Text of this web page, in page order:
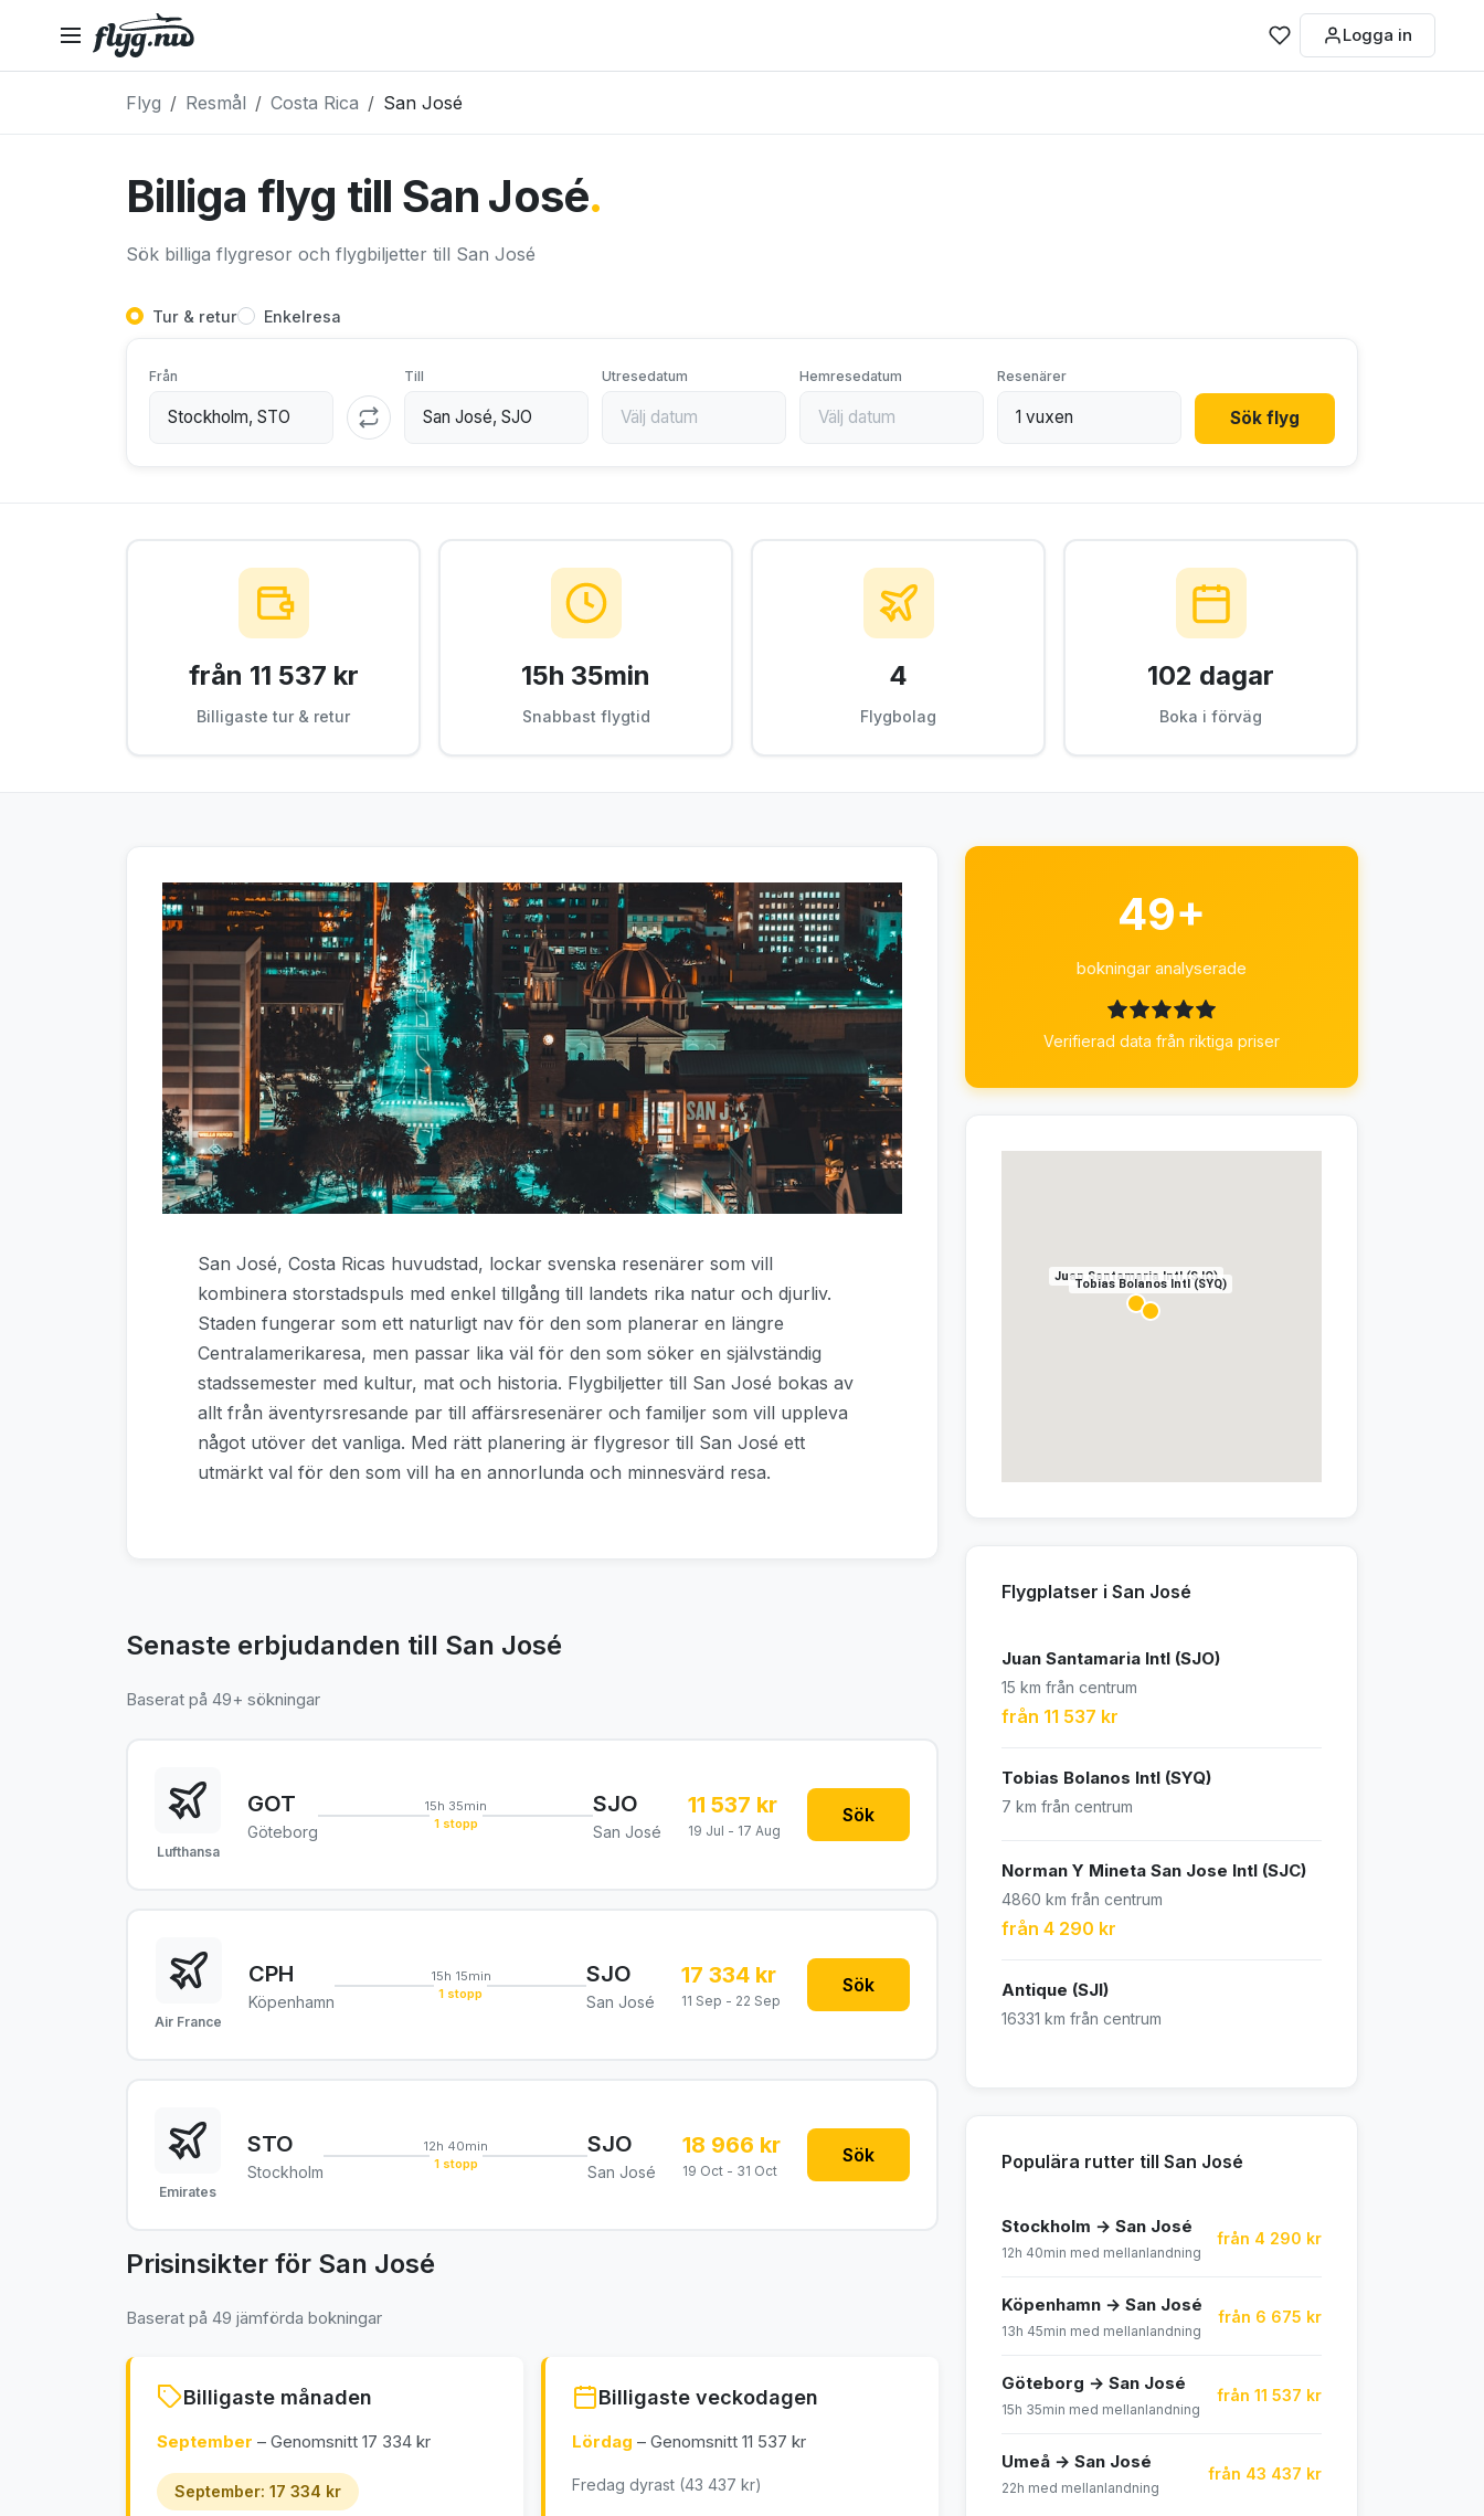
Logga in
Flyg Resmål Costa Rica San José
Billiga flyg till San José.
Sök billiga flygresor och flygbiljetter till San José
Tur & retur Enkelresa
Från Till Utresedatum Hemresedatum Resenärer
Sök flyg
från 11 537 kr
Billigaste tur & retur
15h 35min
Snabbast flygtid
4
Flygbolag
102 dagar
Boka i förväg
San José, Costa Ricas huvudstad, lockar svenska resenärer som vill
kombinera storstadspuls med enkel tillgång till landets rika natur och djurliv.
Staden fungerar som ett naturligt nav för den som planerar en längre
Centralamerikaresa, men passar lika väl för den som söker en självständig
stadssemester med kultur, mat och historia. Flygbiljetter till San José bokas av
allt från äventyrsresande par till affärsresenärer och familjer som vill uppleva
något utöver det vanliga. Med rätt planering är flygresor till San José ett
utmärkt val för den som vill ha en annorlunda och minnesvärd resa.
Senaste erbjudanden till San José
Baserat på 49+ sökningar
Lufthansa
GOT
Göteborg
15h 35min
1 stopp
SJO
San José
11 537 kr
19 Jul - 17 Aug
Sök
Air France
CPH
Köpenhamn
15h 15min
1 stopp
SJO
San José
17 334 kr
11 Sep - 22 Sep
Sök
Emirates
STO
Stockholm
12h 40min
1 stopp
SJO
San José
18 966 kr
19 Oct - 31 Oct
Sök
Prisinsikter för San José
Baserat på 49 jämförda bokningar
Billigaste månaden
September – Genomsnitt 17 334 kr
September: 17 334 kr
Billigaste veckodagen
Lördag – Genomsnitt 11 537 kr
Fredag dyrast (43 437 kr)
49+
bokningar analyserade
Verifierad data från riktiga priser
Juan Santamaria Intl (SJO)
Tobias Bolanos Intl (SYQ)
Flygplatser i San José
Juan Santamaria Intl (SJO)
15 km från centrum
från 11 537 kr
Tobias Bolanos Intl (SYQ)
7 km från centrum
Norman Y Mineta San Jose Intl (SJC)
4860 km från centrum
från 4 290 kr
Antique (SJI)
16331 km från centrum
Populära rutter till San José
Stockholm → San José
12h 40min med mellanlandning
från 4 290 kr
Köpenhamn → San José
13h 45min med mellanlandning
från 6 675 kr
Göteborg → San José
15h 35min med mellanlandning
från 11 537 kr
Umeå → San José
22h med mellanlandning
från 43 437 kr